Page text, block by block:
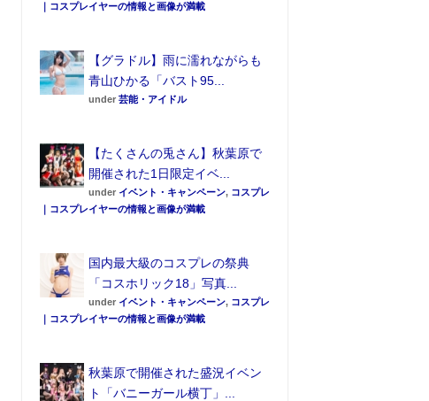
｜コスプレイヤーの情報と画像が満載
【グラドル】雨に濡れながらも
青山ひかる「バスト95...
under 芸能・アイドル
【たくさんの兎さん】秋葉原で
開催された1日限定イベ...
under イベント・キャンペーン, コスプレ
｜コスプレイヤーの情報と画像が満載
国内最大級のコスプレの祭典
「コスホリック18」写真...
under イベント・キャンペーン, コスプレ
｜コスプレイヤーの情報と画像が満載
秋葉原で開催された盛況イベン
ト「バニーガール横丁」...